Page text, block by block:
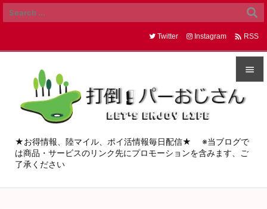


メニュ
サイド


Twitter Instagram  RSS
★お得情報、陸マイル、ポイ活情報毎日配信★ ※当ブログで
は商品・サービスのリンク先にプロモーションを含みます、ご
了承ください